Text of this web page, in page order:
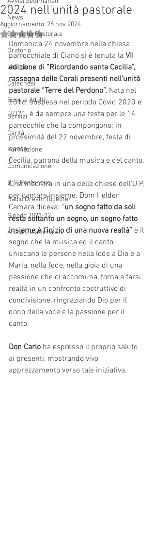
News
Consiglio Pastorale
Oratorio
Liturgia
Catechesi
Sposi e Adulti
Servizi
Carità
Formazione
Comunicazione
B. V. Pontenovo
Radio Dream Together
Sinodo 2021-23
Anziani e ammalati
2024 nell'unità pastorale
Aggiornamento: 28 nov 2024
Valutazione NaN stelle su 5.
Domenica 24 novembre nella chiesa
parrocchiale di Ciano si è tenuta la VII
edizione di “Ricordando santa Cecilia”,
rassegna delle Corali presenti nell’unità
pastorale “Terre del Perdono”. Nata nel
2016, sospesa nel periodo Covid 2020 e
2021, è da sempre una festa per le 14
parrocchie che la compongono: in
prossimità del 22 novembre, festa di
santa
Cecilia, patrona della musica e del canto.
Ci si incontra in una delle chiese dell’U.P.
per cantare insieme. Dom Helder
Camara diceva: “un sogno fatto da soli
resta soltanto un sogno, un sogno fatto
insieme è l’inizio di una nuova realtà” e il
sogno che la musica ed il canto
uniscano le persone nella lode a Dio e a
Maria, nella fede, nella gioia di una
passione che ci accomuna, torna a farsi
realtà in un confronto costruttivo di
condivisione, ringraziando Dio per il
dono della voce e la passione per il
canto.
Don Carlo ha espresso il proprio saluto
ai presenti, mostrando vivo
apprezzamento verso tale iniziativa.